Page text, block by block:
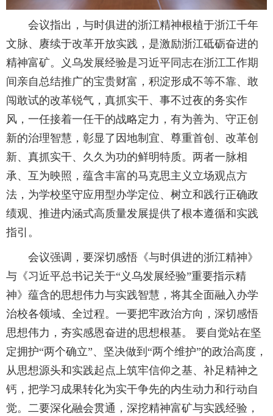
链接
数字湖院
教务管理
OA办公
学校邮箱
领导信箱
语言
会议指出，与时俱进的浙江精神根植于浙江千年
文脉、赓续于改革开放实践，是激励浙江砥砺奋进的
精神富矿。义乌发展经验是习近平同志在浙江工作期
间亲自总结推广的宝贵财富，积淀形成不等不靠、敢
闯敢试的改革锐气，真抓实干、事不过夜的务实作
风，一任接着一任干的战略定力，有为善为、守正创
新的治理智慧，彰显了因地制宜、尊重首创、改革创
新、真抓实干、久久为功的鲜明特质。两者一脉相
承、互为映照，蕴含丰富的马克思主义立场观点方
法，为学校坚守应用型办学定位、树立和践行正确政
绩观、推进内涵式高质量发展提供了根本遵循和实践
指引。
会议强调，要深切感悟《与时俱进的浙江精神》
与《习近平总书记关于“义乌发展经验”重要指示精
神》蕴含的思想伟力与实践智慧，将其全面融入办学
治校各领域、全过程。一要把牢政治方向，深切感悟
思想伟力，夯实感恩奋进的思想根基。 要自觉站在坚
定拥护“两个确立”、坚决做到“两个维护”的政治高度，
从思想源头和实践起点上筑牢信仰之基、补足精神之
钙，把学习成果转化为实干争先的内生动力和行动自
觉。二要深化融会贯通，深挖精神富矿与实践经验，